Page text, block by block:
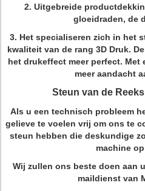
2. Uitgebreide
gloeidraden, de
3. Het specialiseren zich in het
kwaliteit van de rang 3D Druk.
het drukeffect meer perfect.
meer aandacht
Steun van de
Als u een technisch probleem
gelieve te voelen vrij om ons te
steun hebben die deskundige
machine
Wij zullen ons beste doen aan
maildienst van